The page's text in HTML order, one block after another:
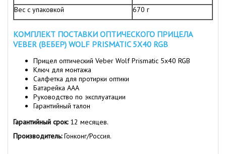
Вес с упаковкой
670 г
КОМПЛЕКТ ПОСТАВКИ ОПТИЧЕСКОГО ПРИЦЕЛА
VEBER (ВЕБЕР) WOLF PRISMATIC 5Х40 RGB
Прицел оптический Veber Wolf Prismatic 5х40 RGB
Ключ для монтажа
Салфетка для протирки оптики
Батарейка ААА
Руководство по эксплуатации
Гарантийный талон
Гарантийный срок:12 месяцев.
Производитель:Гонконг/Россия.